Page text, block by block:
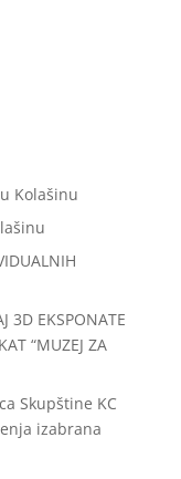
Kolašinu
3D EKSPONATE
“MUZEJ ZA
Skupštine KC
izabrana